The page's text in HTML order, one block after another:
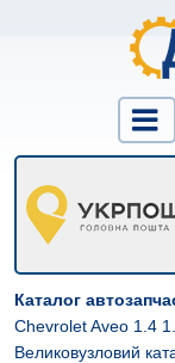
Каталог
Chevrolet Aveo 1.4
Великовузловий